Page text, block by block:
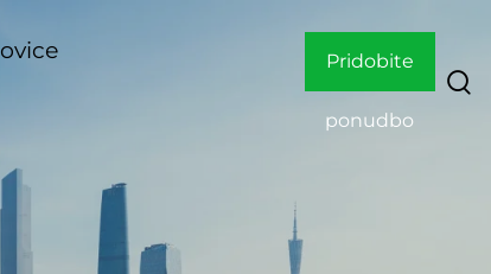
Pridobite
ponudbo